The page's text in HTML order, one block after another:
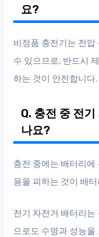
요?
비정품 충전기는 전압
수 있으므로, 반드시
하는 것이 안전합니다.
Q. 충전 중 전
나요?
충전 중에는 배터리에
용을 피하는 것이 배
전기 자전거 배터리
으로도 수명과 성능을